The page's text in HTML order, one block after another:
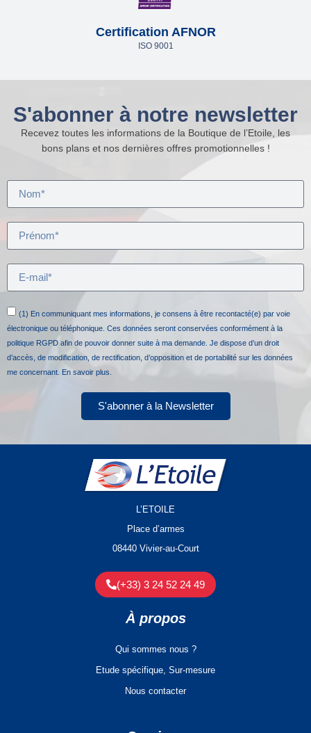
Certification AFNOR
ISO 9001
S'abonner à notre newsletter
Recevez toutes les informations de la Boutique de l’Etoile, les
bons plans et nos dernières offres promotionnelles !
(1) En communiquant mes informations, je consens à être recontacté(e) par voie
électronique ou téléphonique. Ces données seront conservées conformément à la
politique RGPD afin de pouvoir donner suite à ma demande. Je dispose d’un droit
d’accès, de modification, de rectification, d’opposition et de portabilité sur les données
me concernant. En savoir plus.
S'abonner à la Newsletter
L’ETOILE
Place d’armes
08440 Vivier-au-Court
(+33) 3 24 52 24 49
À propos
Qui sommes nous ?
Etude spécifique, Sur-mesure
Nous contacter